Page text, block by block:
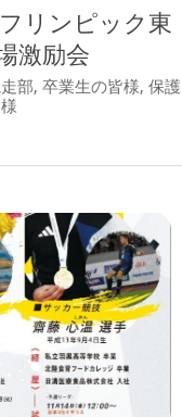
リンピック東
激励会
部, 卒業生の皆様, 保護